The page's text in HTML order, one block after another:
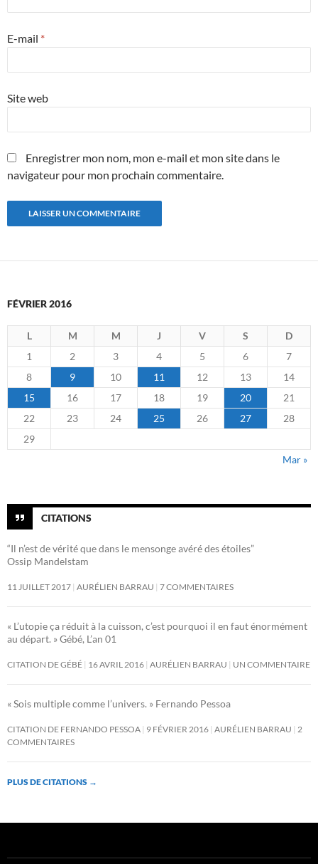
E-mail *
Site web
Enregistrer mon nom, mon e-mail et mon site dans le
navigateur pour mon prochain commentaire.
FÉVRIER 2016
L M M J V S
D
1
2 3 4 5 6
7
8
9 10 11 12 13
14
15
16 17 18 19 20
21
22
23 24 25 26 27
28
29
Mar »
CITATIONS
“Il n’est de vérité que dans le mensonge avéré des étoiles”
Ossip Mandelstam
11 JUILLET 2017 AURÉLIEN BARRAU 7 COMMENTAIRES
« L’utopie ça réduit à la cuisson, c’est pourquoi il en faut énormément
au départ. » Gébé, L’an 01
CITATION DE GÉBÉ 16 AVRIL 2016 AURÉLIEN BARRAU UN COMMENTAIRE
« Sois multiple comme l’univers. » Fernando Pessoa
CITATION DE FERNANDO PESSOA 9 FÉVRIER 2016 AURÉLIEN BARRAU
2
COMMENTAIRES
PLUS DE CITATIONS →